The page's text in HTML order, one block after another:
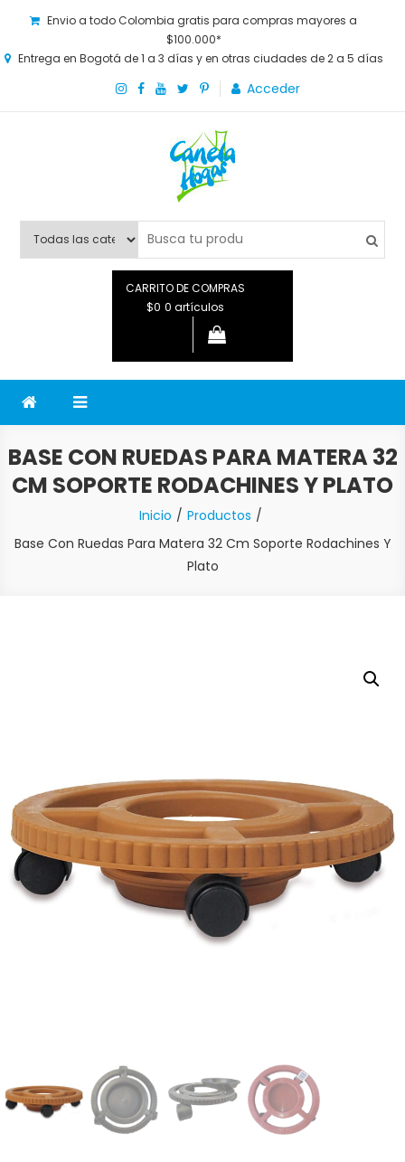
Envio a todo Colombia gratis para compras mayores a
$100.000*
Entrega en Bogotá de 1 a 3 días y en otras ciudades de 2 a 5 días
Acceder
Canela Hogar
novedosos productos para grandes y chicos, además de lo
que necesitas saber para disfrutar tu hogar.
CARRITO DE COMPRAS
$0 0 artículos
BASE CON RUEDAS PARA MATERA 32
CM SOPORTE RODACHINES Y PLATO
Inicio
Productos
Base Con Ruedas Para Matera 32 Cm Soporte Rodachines Y
Plato